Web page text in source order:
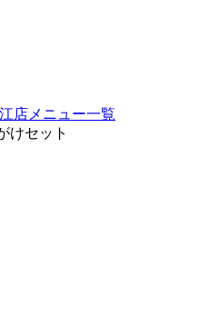
店メニュー一覧
けセット